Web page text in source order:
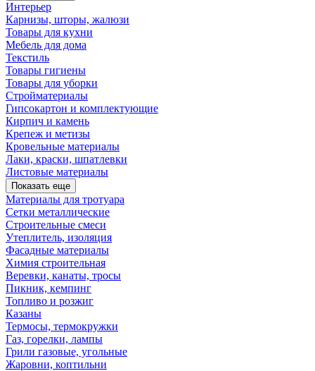
Интерьер
Карнизы, шторы, жалюзи
Товары для кухни
Мебель для дома
Текстиль
Товары гигиены
Товары для уборки
Стройматериалы
Гипсокартон и комплектующие
Кирпич и камень
Крепеж и метизы
Кровельные материалы
Лаки, краски, шпатлевки
Листовые материалы
Показать еще
Материалы для тротуара
Сетки металлические
Строительные смеси
Утеплитель, изоляция
Фасадные материалы
Химия строительная
Веревки, канаты, тросы
Пикник, кемпинг
Топливо и розжиг
Казаны
Термосы, термокружки
Газ, горелки, лампы
Грили газовые, угольные
Жаровни, коптильни